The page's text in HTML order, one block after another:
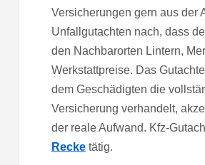
Versicherungen gern aus der
Unfallgutachten nach, dass
den Nachbarorten Lintern,
Werkstattpreise. Das
dem Geschädigten die
Versicherung verhandelt,
der reale Aufwand. Kfz-
Recketätig.